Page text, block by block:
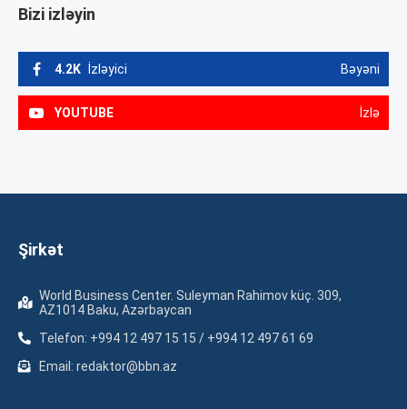
Bizi izləyin
4.2K İzləyici Bəyəni
YOUTUBE İzlə
Şirkət
World Business Center. Suleyman Rahimov küç. 309,
AZ1014 Baku, Azərbaycan
Telefon: +994 12 497 15 15 / +994 12 497 61 69
Email: redaktor@bbn.az